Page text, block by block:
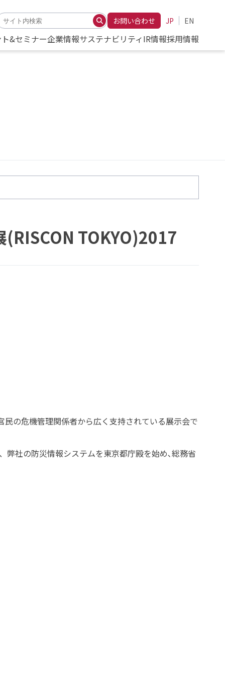
お問い合わせ JP EN
&セミナー企業情報サステナビリティIR情報採用情報
TOKYO)2017
の危機管理関係者から広く支持されている展示会で
弊社の防災情報システムを東京都庁殿を始め､総務省